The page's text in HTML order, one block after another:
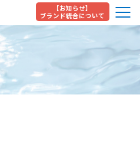
【お知らせ】
ブランド統合について